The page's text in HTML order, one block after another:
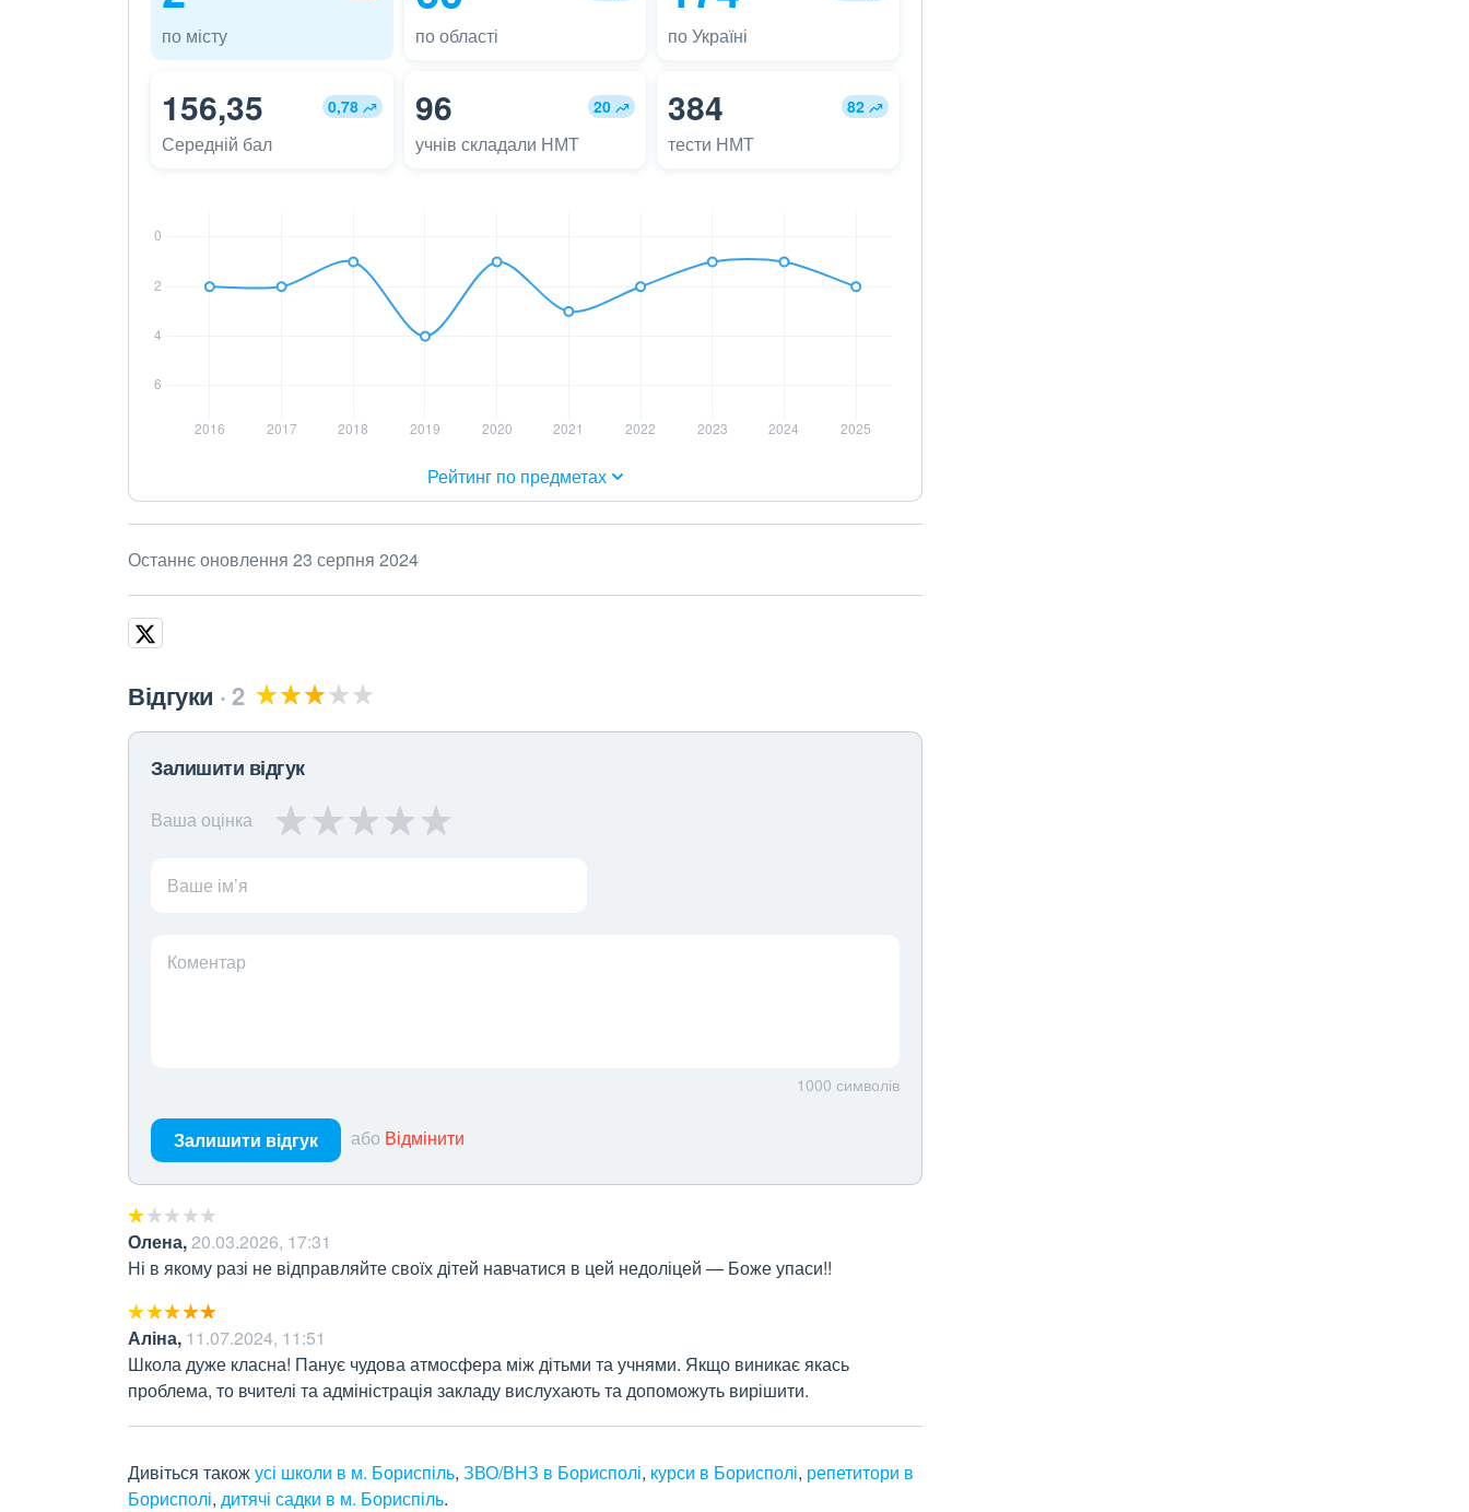
по місту по області по Україні
156,35 0,78
Середній бал
96 20
учнів складали НМТ
384 82
тести НМТ
Рейтинг по предметах
Останнє оновлення 23 серпня 2024
Відгуки 2
Залишити відгук
Ваша оцінка
Ваше ім’я
Коментар
1000 символів
Залишити відгук або Відмінити
Олена,20.03.2026, 17:31
Ні в якому разі не відправляйте своїх дітей навчатися в цей недоліцей — Боже упаси!!
Аліна, 11.07.2024, 11:51
Школа дуже класна! Панує чудова атмосфера між дітьми та учнями. Якщо виникає якась
проблема, то вчителі та адміністрація закладу вислухають та допоможуть вирішити.
Дивіться такожусі школи в м. Бориспіль, ЗВО/ВНЗ в Борисполі, курси в Борисполі, репетитори в
Борисполі, дитячі садки в м. Бориспіль.